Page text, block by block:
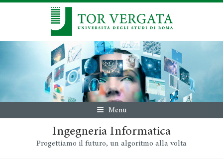
Menu
Ingegneria Informatica
Progettiamo il futuro, un algoritmo alla volta